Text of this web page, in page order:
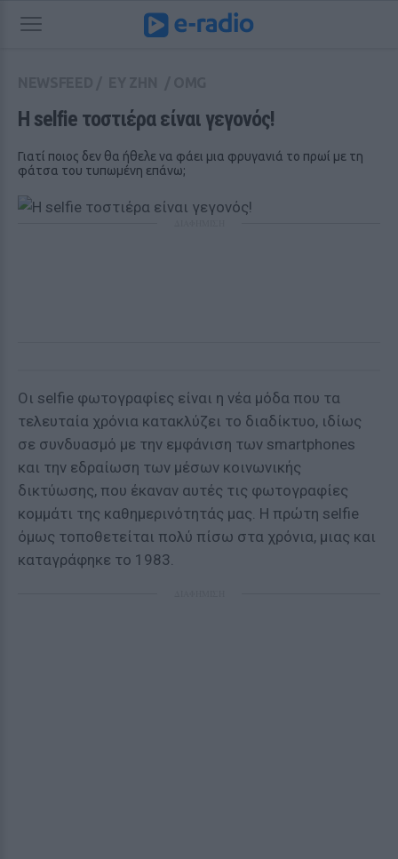
Η selfie τοστιέρα είναι γεγονός!
Γιατί ποιος δεν θα ήθελε να φάει μια φρυγανιά το πρωί με τη
φάτσα του τυπωμένη επάνω;
Οι selfie φωτογραφίες είναι η νέα μόδα που τα
τελευταία χρόνια κατακλύζει το διαδίκτυο, ιδίως
σε συνδυασμό με την εμφάνιση των smartphones
και την εδραίωση των μέσων κοινωνικής
δικτύωσης, που έκαναν αυτές τις φωτογραφίες
κομμάτι της καθημερινότητάς μας. Η πρώτη selfie
όμως τοποθετείται πολύ πίσω στα χρόνια, μιας και
καταγράφηκε το 1983.